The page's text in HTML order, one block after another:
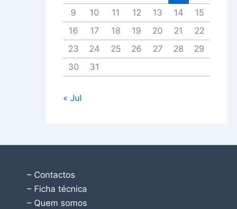
9
10 11 12 13 14
15
16
17 18 19 20 21
22
23
24 25 26 27 28
29
30
31
« Jul
– Contactos
– Ficha técnica
– Quem somos